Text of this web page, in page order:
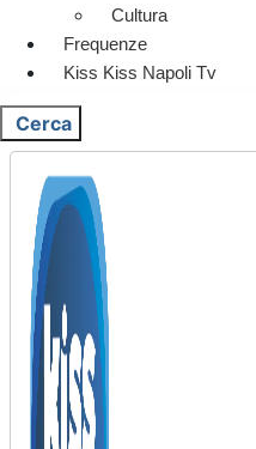
Cultura
Frequenze
Kiss Kiss Napoli Tv
Cerca